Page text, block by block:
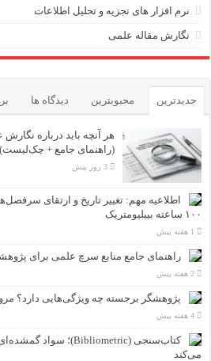
نرم افزار های تجزیه و تحلیل اطلاعات
نگارش مقاله علمی
جدیدترین محبوبترین دیدگاه ها
هر آنچه باید درباره
(راهنمای جامع + چک‌لیست)
3 روز پیش
اطلاعیه مهم: تغییر تاریخ و ارتقای
۱۰۰ ساعته بیبلیومتریک
1 هفته پیش
راهنمای جامع منابع سرچ علمی برای
2 هفته پیش
پژوهشگر برجسته چه ویژگی‌هایی دارد؟ مرور ۶ بعد
4 هفته پیش
می‌کند